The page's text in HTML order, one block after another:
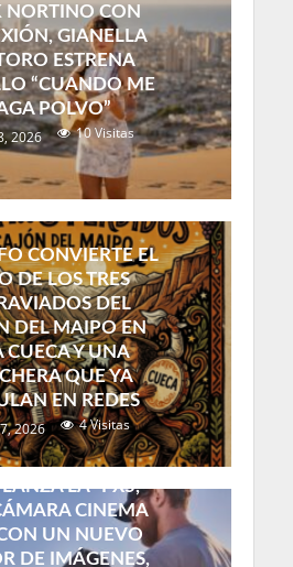
NORTINO CON
GIANELLA
ESTRENA
“CUANDO ME
POLVO”
2026 10 Visitas
CONVIERTE EL
DE LOS TRES
DEL
DEL MAIPO EN
CUECA Y UNA
QUE YA
EN REDES
2026 4 Visitas
LA “FX5,”
CINEMA
UN NUEVO
DE IMÁGENES,